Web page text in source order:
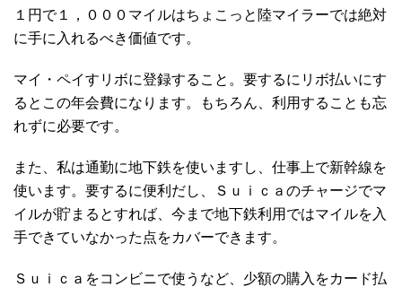
１円で１，０００マイルはちょこっと陸マイラーでは絶対
に手に入れるべき価値です。
マイ・ペイすリボに登録すること。要するにリボ払いにす
るとこの年会費になります。もちろん、利用することも忘
れずに必要です。
また、私は通勤に地下鉄を使いますし、仕事上で新幹線を
使います。要するに便利だし、Ｓｕｉｃａのチャージでマ
イルが貯まるとすれば、今まで地下鉄利用ではマイルを入
手できていなかった点をカバーできます。
Ｓｕｉｃａをコンビニで使うなど、少額の購入をカード払